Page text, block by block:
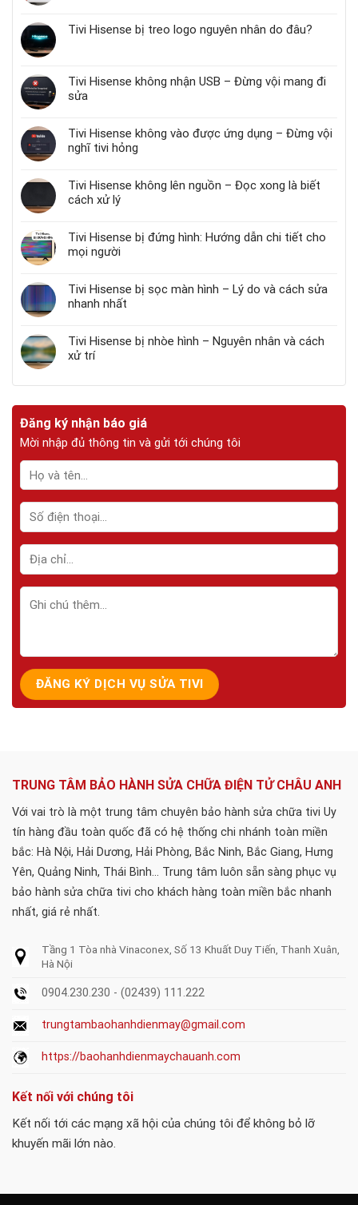
Tivi Hisense bị treo logo nguyên nhân do đâu?
Tivi Hisense không nhận USB – Đừng vội mang đi
sửa
Tivi Hisense không vào được ứng dụng – Đừng vội
nghĩ tivi hỏng
Tivi Hisense không lên nguồn – Đọc xong là biết
cách xử lý
Tivi Hisense bị đứng hình: Hướng dẫn chi tiết cho
mọi người
Tivi Hisense bị sọc màn hình – Lý do và cách sửa
nhanh nhất
Tivi Hisense bị nhòe hình – Nguyên nhân và cách
xử trí
Đăng ký nhận báo giá
Mời nhập đủ thông tin và gửi tới chúng tôi
TRUNG TÂM BẢO HÀNH SỬA CHỮA ĐIỆN TỬ CHÂU ANH
Với vai trò là một trung tâm chuyên bảo hành sửa chữa tivi Uy
tín hàng đầu toàn quốc đã có hệ thống chi nhánh toàn miền
bắc: Hà Nội, Hải Dương, Hải Phòng, Bắc Ninh, Bắc Giang, Hưng
Yên, Quảng Ninh, Thái Bình... Trung tâm luôn sẵn sàng phục vụ
bảo hành sửa chữa tivi cho khách hàng toàn miền bắc nhanh
nhất, giá rẻ nhất.
Tầng 1 Tòa nhà Vinaconex, Số 13 Khuất Duy Tiến, Thanh Xuân,
Hà Nội
0904.230.230 - (02439) 111.222
trungtambaohanhdienmay@gmail.com
https://baohanhdienmaychauanh.com
Kết nối với chúng tôi
Kết nối tới các mạng xã hội của chúng tôi để không bỏ lỡ
khuyến mãi lớn nào.